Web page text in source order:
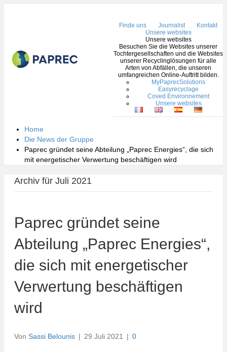
Finde uns Journalist
Kontakt
Unsere websites
Unsere websites
Besuchen Sie die Websites unserer
Tochtergesellschaften und die Websites
unserer Recyclinglösungen für alle
Arten von Abfällen, die unseren
umfangreichen Online-Auftritt bilden.
MyPaprecSolutions
Easyrecyclage
Coved Environnement
Unsere websites
Home
Die News der Gruppe
Paprec gründet seine Abteilung „Paprec Energies“, die sich
mit energetischer Verwertung beschäftigen wird
Archiv für Juli 2021
Paprec gründet seine
Abteilung „Paprec Energies“,
die sich mit energetischer
Verwertung beschäftigen
wird
Von Sassi Belounis | 29 Juli 2021 | 0